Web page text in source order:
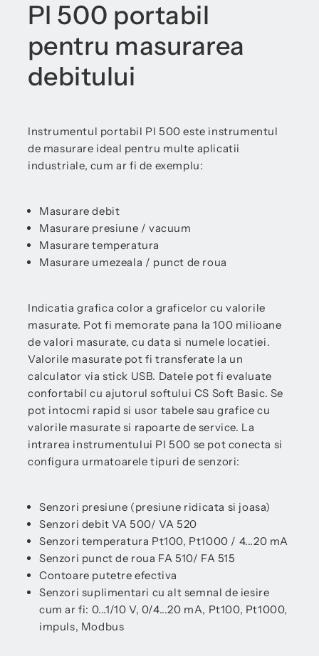
PI 500 portabil
pentru masurarea
debitului
Instrumentul portabil PI 500 este instrumentul
de masurare ideal pentru multe aplicatii
industriale, cum ar fi de exemplu:
Masurare debit
Masurare presiune / vacuum
Masurare temperatura
Masurare umezeala / punct de roua
Indicatia grafica color a graficelor cu valorile
masurate. Pot fi memorate pana la 100 milioane
de valori masurate, cu data si numele locatiei.
Valorile masurate pot fi transferate la un
calculator via stick USB. Datele pot fi evaluate
confortabil cu ajutorul softului CS Soft Basic. Se
pot intocmi rapid si usor tabele sau grafice cu
valorile masurate si rapoarte de service. La
intrarea instrumentului PI 500 se pot conecta si
configura urmatoarele tipuri de senzori:
Senzori presiune (presiune ridicata si joasa)
Senzori debit VA 500/ VA 520
Senzori temperatura Pt100, Pt1000 / 4...20 mA
Senzori punct de roua FA 510/ FA 515
Contoare putetre efectiva
Senzori suplimentari cu alt semnal de iesire
cum ar fi: 0...1/10 V, 0/4...20 mA, Pt100, Pt1000,
impuls, Modbus